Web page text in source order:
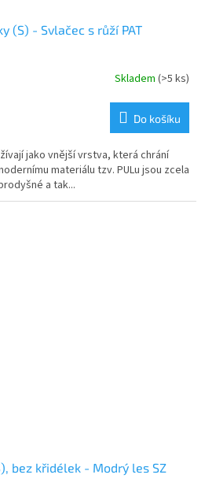
(S) - Svlačec s růží PAT
Skladem (>5 ks)
Do košíku
jako vnější vrstva, která chrání
materiálu tzv. PULu jsou zcela
a tak...
bez křidélek - Modrý les SZ